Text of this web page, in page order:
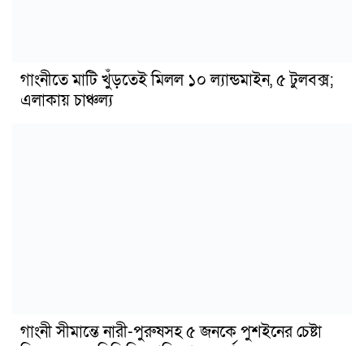
গাংনীতে মাটি খুঁড়তেই মিলল ১০ ল্যান্ডমাইন, ৫ টুলবক্স;
এলাকায় চাঞ্চল্য
গাংনী সীমান্তে নারী-পুরুষসহ ৫ জনকে পুশইনের চেষ্টা